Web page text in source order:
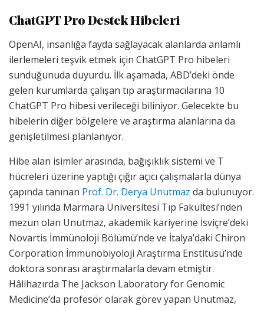
ChatGPT Pro Destek Hibeleri
OpenAI, insanlığa fayda sağlayacak alanlarda anlamlı
ilerlemeleri teşvik etmek için ChatGPT Pro hibeleri
sunduğunuda duyurdu. İlk aşamada, ABD’deki önde
gelen kurumlarda çalışan tıp araştırmacılarına 10
ChatGPT Pro hibesi verileceği biliniyor. Gelecekte bu
hibelerin diğer bölgelere ve araştırma alanlarına da
genişletilmesi planlanıyor.
Hibe alan isimler arasında, bağışıklık sistemi ve T
hücreleri üzerine yaptığı çığır açıcı çalışmalarla dünya
çapında tanınan Prof. Dr. Derya Unutmaz da bulunuyor.
1991 yılında Marmara Üniversitesi Tıp Fakültesi’nden
mezun olan Unutmaz, akademik kariyerine İsviçre’deki
Novartis İmmünoloji Bölümü’nde ve İtalya’daki Chiron
Corporation İmmünobiyoloji Araştırma Enstitüsü’nde
doktora sonrası araştırmalarla devam etmiştir.
Hâlihazırda The Jackson Laboratory for Genomic
Medicine’da profesör olarak görev yapan Unutmaz,